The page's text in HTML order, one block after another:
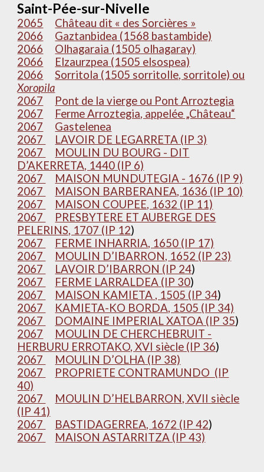
Saint-Pée-sur-Nivelle
2065
Château dit « des Sorcières »
2066
Gaztanbidea (1568 bastambide)
2066
Olhagaraia (1505 olhagaray)
2066
Elzaurzpea (1505 elsospea)
2066
Sorritola (1505 sorritolle, sorritole) ou
Xoropila
2067
Pont de la vierge ou Pont Arroztegia
2067
Ferme Arroztegia, appelée „Château“
2067
Gastelenea
2067
LAVOIR DE LEGARRETA (IP 3)
2067
MOULIN DU BOURG - DIT
D’AKERRETA, 1440 (IP 6)
2067
MAISON MUNDUTEGIA - 1676 (IP 9)
2067
MAISON BARBERANEA, 1636 (IP 10)
2067
MAISON COUPEE, 1632 (IP 11)
2067
PRESBYTERE ET AUBERGE DES
PELERINS, 1707 (IP 12)
2067
FERME INHARRIA, 1650 (IP 17)
2067
MOULIN D’IBARRON, 1652 (IP 23)
2067
LAVOIR D’IBARRON (IP 24)
2067
FERME LARRALDEA (IP 30)
2067
MAISON KAMIETA , 1505 (IP 34)
2067
KAMIETA-KO BORDA, 1505 (IP 34)
2067
DOMAINE IMPERIAL XATOA (IP 35)
2067
MOULIN DE CHERCHEBRUIT -
HERBURU ERROTAKO, XVI siècle (IP 36)
2067
MOULIN D’OLHA (IP 38)
2067
PROPRIETE CONTRAMUNDO (IP
40)
2067
MOULIN D’HELBARRON, XVII siècle
(IP 41)
2067
BASTIDAGERREA, 1672 (IP 42)
2067
MAISON ASTARRITZA (IP 43)